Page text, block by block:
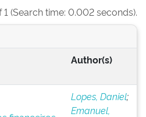
1 (Search time: 0.002 seconds).
Author(s)
Lopes, Daniel;
Emanuel,